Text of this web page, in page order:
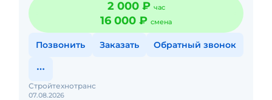
стоимость. Долгосрочн2 000 ₽ час
16 000 ₽ смена
Позвонить Заказать Обратный звонок
07.08.2026
Стройтехнотранс